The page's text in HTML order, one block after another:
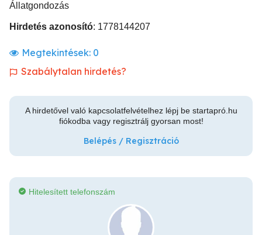
Állatgondozás
Hirdetés azonosító: 1778144207
Megtekintések: 0
Szabálytalan hirdetés?
A hirdetővel való kapcsolatfelvételhez lépj be startapró.hu
fiókodba vagy regisztrálj gyorsan most!
Belépés / Regisztráció
Hitelesített telefonszám